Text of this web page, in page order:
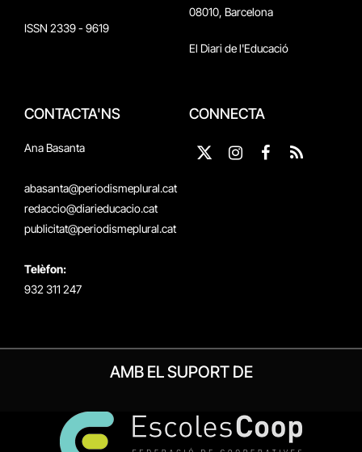
ISSN 2339 - 9619
08010, Barcelona
El Diari de l'Educació
CONTACTA'NS
Ana Basanta
abasanta@periodismeplural.cat
redaccio@diarieducacio.cat
publicitat@periodismeplural.cat
Telèfon:
932 311 247
CONNECTA
X
Instagram
Facebook
RSS
AMB EL SUPORT DE